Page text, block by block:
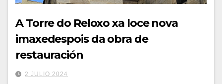
A Torre do Reloxo xa loce nova
imaxedespois da obra de
restauración
2 JULIO 2024